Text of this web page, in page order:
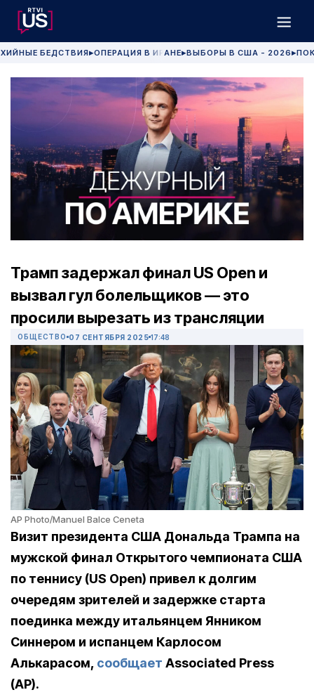
БЕДСТВИЯ▶ОПЕРАЦИЯ В ИРАНЕ▶ВЫБОРЫ В США - 2026 ▶
Трамп задержал финал US Open и
вызвал гул болельщиков — это
просили вырезать из трансляции
ОБЩЕСТВО 07 СЕНТЯБРЯ 2025 17:48
AP Photo/Manuel Balce Ceneta
Визит президента США Дональда Трампа на
мужской финал Открытого чемпионата США
по теннису (US Open) привел к долгим
очередям зрителей и задержке старта
поединка между итальянцем Янником
Синнером и испанцем Карлосом
Алькарасом, сообщает Associated Press
(AP).